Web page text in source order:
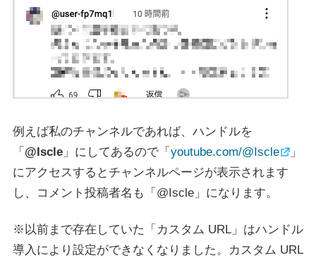
例えば私のチャンネルであれば、ハンドルを
「 @Iscle 」にしてあるので「 youtube.com/@Iscle
」
にアクセスするとチャンネルページが表示されます
し、コメント投稿者名も「@Iscle」になります。
※以前まで存在していた「カスタム URL」はハンドル
導入により設定ができなくなりました。カスタム URL